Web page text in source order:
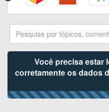
Você precisa estar
corretamente os dados